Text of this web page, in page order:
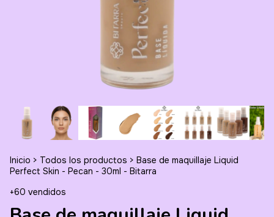
Inicio > Todos los productos > Base de maquillaje Liquid
Perfect Skin - Pecan - 30ml - Bitarra
+60 vendidos